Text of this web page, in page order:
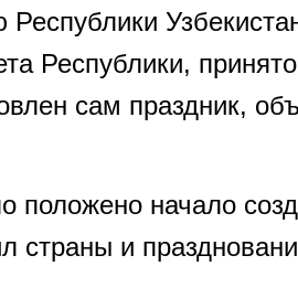
Республики
Республики,
сам праздник,
положено начало
страны и